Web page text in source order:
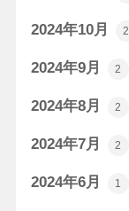
2024年10月 2
2024年9月 2
2024年8月 2
2024年7月 2
2024年6月 1